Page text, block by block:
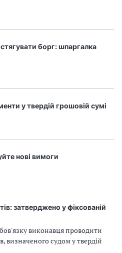
борг: шпаргалка
у твердій грошовій сумі
нові вимоги
затверджено у фіксованій
виконавця проводити
визначеного судом у твердій